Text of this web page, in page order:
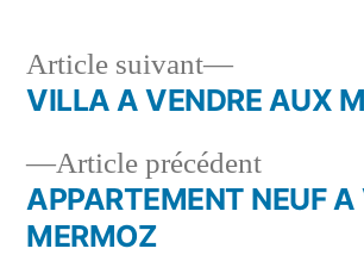
Navigation
de
l’article
Article précédentArticle
APPARTEMENT NEUF A
MERMOZ
Article suivant
Article
suivant :
VILLA A VENDRE AUX